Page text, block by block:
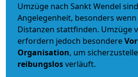
Umzüge nach Sankt Wendel
Angelegenheit, besonders
Distanzen stattfinden. Umzüge
erfordern jedoch besondere
Organisation, um
reibungslosverläuft.